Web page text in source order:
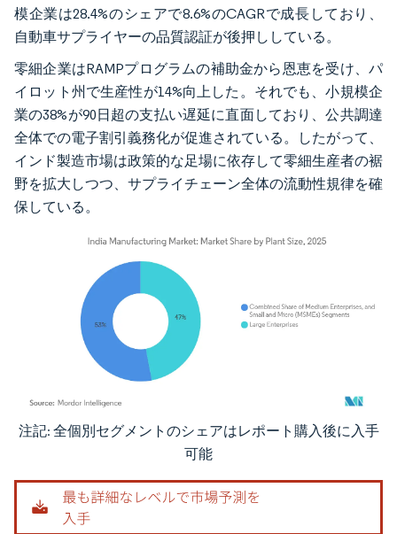
模企業は28.4%のシェアで8.6%のCAGRで成長しており、
自動車サプライヤーの品質認証が後押ししている。
零細企業はRAMPプログラムの補助金から恩恵を受け、パ
イロット州で生産性が14%向上した。それでも、小規模企
業の38%が90日超の支払い遅延に直面しており、公共調達
全体での電子割引義務化が促進されている。したがって、
インド製造市場は政策的な足場に依存して零細生産者の裾
野を拡大しつつ、サプライチェーン全体の流動性規律を確
保している。
画像 © Mordor Intelligence。再利用にはCC BY 4.0の表示が必要です。
注記: 全個別セグメントのシェアはレポート購入後に入手
可能